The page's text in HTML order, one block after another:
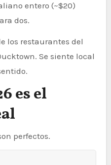
entero (~$20)
dos.
los restaurantes del
Se siente local
es el
perfectos.